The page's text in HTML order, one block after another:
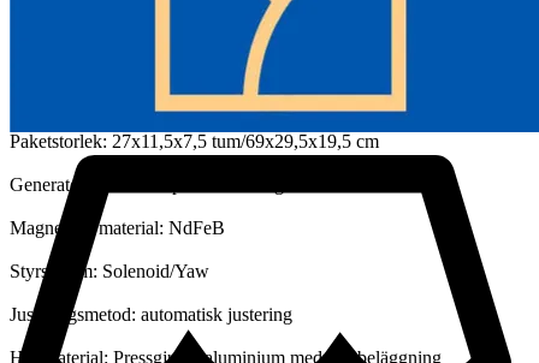
Överlevnadsvindhastighet: 164ft/s (50m/s)
Driftstemperatur: -104~176°F/-40~80°C
Paketstorlek: 27x11,5x7,5 tum/69x29,5x19,5 cm
Generator: trefas AC permanentmagnet
Magnetiskt material: NdFeB
Styrsystem: Solenoid/Yaw
Justeringsmetod: automatisk justering
Hyttmaterial: Pressgjuten aluminium med färgbeläggning